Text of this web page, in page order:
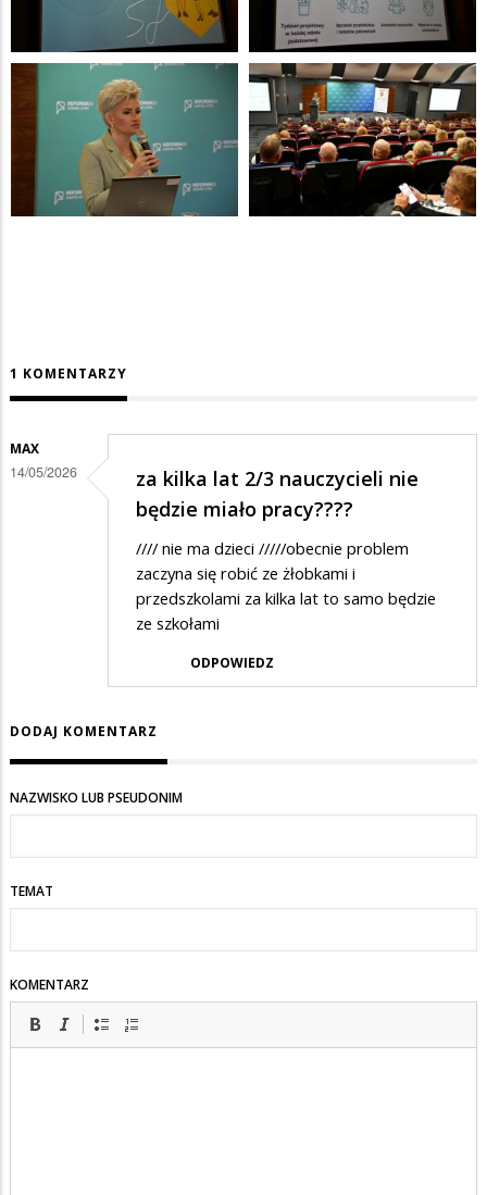
1 KOMENTARZY
MAX
14/05/2026
za kilka lat 2/3 nauczycieli nie
będzie miało pracy????
//// nie ma dzieci /////obecnie problem
zaczyna się robić ze żłobkami i
przedszkolami za kilka lat to samo będzie
ze szkołami
ODPOWIEDZ
DODAJ KOMENTARZ
NAZWISKO LUB PSEUDONIM
TEMAT
KOMENTARZ